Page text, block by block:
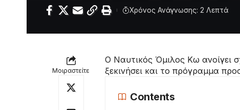
Χρόνος Ανάγνωσης: 2 Λεπτά
Μοιραστείτε
Ο Ναυτικός Όμιλος Κω ανοίγει
ξεκινήσει και το πρόγραμμα
Contents